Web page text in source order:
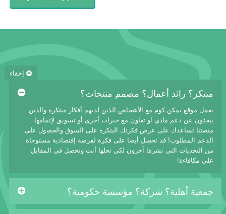
إخفاء
مبتكر؟ رائد أعمال؟ مصمم منتجات؟
يعمل موقع يمكن.كوم مع الأشخاص الذين لديهم أفكار مبتكرة والذين
يبحثون عن دعم مادي او تعاون مع خبرات أخرى أو تسويق لإتمامها.
منصتنا تساعدك على عرض فكرتك البتكرة على السوق والحصول على
الدعم المطلوب! قد تحصل أيضا على فكرة لفرصة إقتصادية مستوحاة
من التحديات التي نشرها آخرون لكي تحلها أنت وتحصل في المقابل
على مكافاءة!
جمعية أهلية؟ شركة؟ مؤسسة حكومية؟